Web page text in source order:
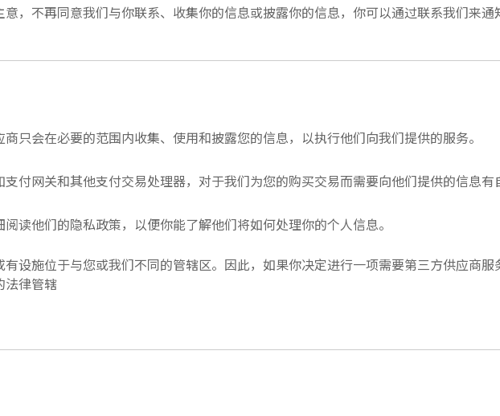
，不再同意我们与你联系、收集你的信息或披露你的信息，你可以通过联系我们来通
只会在必要的范围内收集、使用和披露您的信息，以执行他们向我们提供的服务。
付网关和其他支付交易处理器，对于我们为您的购买交易而需要向他们提供的信息有
读他们的隐私政策，以便你能了解他们将如何处理你的个人信息。
设施位于与您或我们不同的管辖区。因此，如果你决定进行一项需要第三方供应商
法律管辖